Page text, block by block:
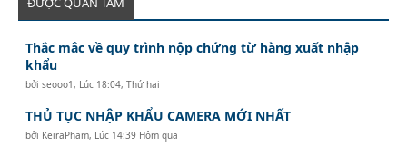
Thắc mắc về quy trình nộp chứng từ hàng xuất nhập
khẩu
bởiseooo1 , Lúc 18:04, Thứ hai
THỦ TỤC NHẬP KHẨU CAMERA MỚI NHẤT
bởi KeiraPham, Lúc 14:39 Hôm qua